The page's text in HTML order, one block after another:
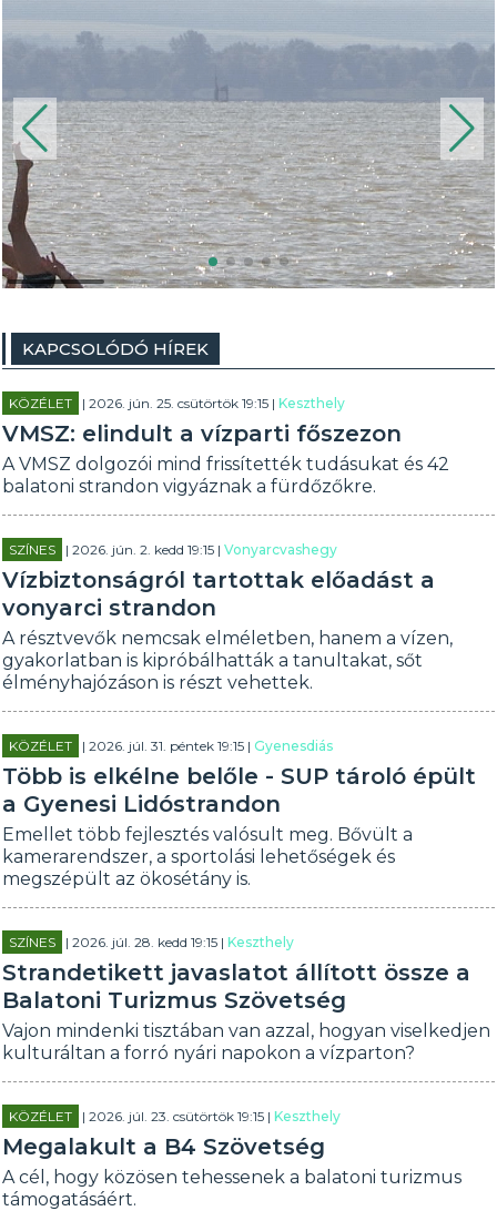
KAPCSOLÓDÓ HÍREK
KÖZÉLET | 2026. jún. 25. csütörtök 19:15 |Keszthely
VMSZ: elindult a vízparti főszezon
A VMSZ dolgozói mind frissítették tudásukat és 42
balatoni strandon vigyáznak a fürdőzőkre.
SZÍNES | 2026. jún. 2. kedd 19:15 |Vonyarcvashegy
Vízbiztonságról tartottak előadást a
vonyarci strandon
A résztvevők nemcsak elméletben, hanem a vízen,
gyakorlatban is kipróbálhatták a tanultakat, sőt
élményhajózáson is részt vehettek.
KÖZÉLET | 2026. júl. 31. péntek 19:15 |Gyenesdiás
Több is elkélne belőle - SUP tároló épült
a Gyenesi Lidóstrandon
Emellet több fejlesztés valósult meg. Bővült a
kamerarendszer, a sportolási lehetőségek és
megszépült az ökosétány is.
SZÍNES | 2026. júl. 28. kedd 19:15 |Keszthely
Strandetikett javaslatot állított össze a
Balatoni Turizmus Szövetség
Vajon mindenki tisztában van azzal, hogyan viselkedjen
kulturáltan a forró nyári napokon a vízparton?
KÖZÉLET | 2026. júl. 23. csütörtök 19:15 |Keszthely
Megalakult a B4 Szövetség
A cél, hogy közösen tehessenek a balatoni turizmus
támogatásáért.